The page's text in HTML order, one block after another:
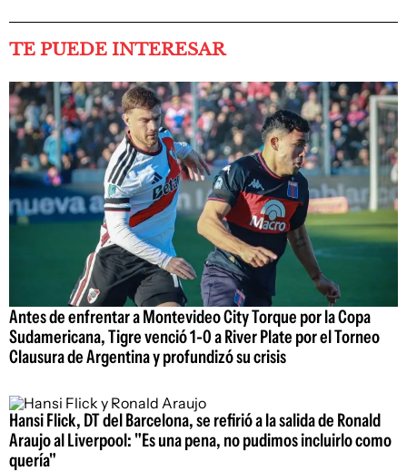
TE PUEDE INTERESAR
Antes de enfrentar a Montevideo City Torque por la Copa
Sudamericana, Tigre venció 1-0 a River Plate por el Torneo
Clausura de Argentina y profundizó su crisis
Hansi Flick, DT del Barcelona, se refirió a la salida de Ronald
Araujo al Liverpool: "Es una pena, no pudimos incluirlo como
quería"